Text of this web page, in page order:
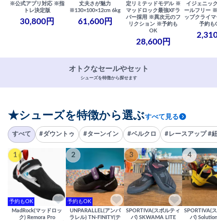
※公式アプリ対応 ※指
トレ決定版
30,800円
丈夫さが魅力
※130×100×12cm 6kg
61,600円
定リミテッドモデル ※
マッドロック最強XFラ
バー採用 ※異次元のフ
リクション ※予約も
OK
28,600円
イジェニッ
ールフリー
ップクライ
予約も
オトクなセールやセット
シューズを特徴から探せます
★シューズを特徴から選ぶすべて見る
すべて #ダウントゥ #ターンイン #ベルクロ #レースアップ #
1
予約もOK
MadRock(マッドロッ
ク) Remora Pro
2
予約もOK
UNPARALLEL(アンパ
ラレル) TN-FINITY(テ
3
SPORTIVA(スポルティ
バ) SKWAMA LITE
4
SPORTIVA(
バ)